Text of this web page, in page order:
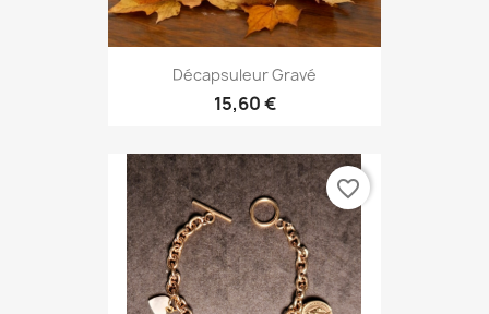
Décapsuleur Gravé
15,60 €
favorite_border